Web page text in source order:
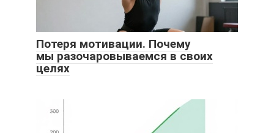
Потеря мотивации. Почему
мы разочаровываемся в своих
целях